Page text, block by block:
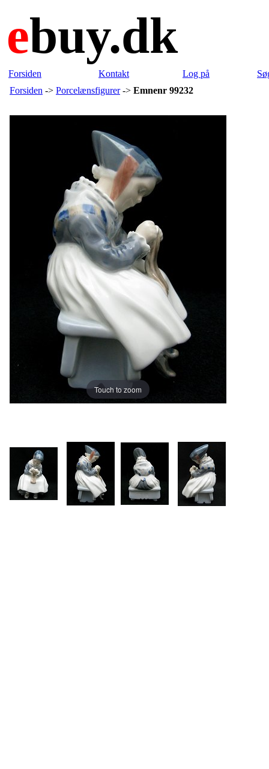
ebuy.dk
Forsiden Kontakt Log på
Forsiden -> Porcelænsfigurer-> Emnenr 99232
Touch to zoom